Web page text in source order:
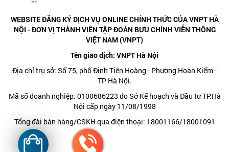
WEBSITE ĐĂNG KÝ DỊCH VỤ ONLINE CHÍNH THỨC CỦA VNPT HÀ
NỘI - ĐƠN VỊ THÀNH VIÊN TẬP ĐOÀN BƯU CHÍNH VIỄN THÔNG
VIỆT NAM (VNPT)
Tên giao dịch: VNPT Hà Nội
Địa chỉ trụ sở: Số 75, phố Đinh Tiên Hoàng - Phường Hoàn Kiếm -
TP Hà Nội.
Mã số doanh nghiệp: 0100686223 do Sở Kế hoạch và Đầu tư TP.Hà
Nội cấp ngày 11/08/1998
Tổng đài bán hàng/CSKH qua điện thoại: 18001166/18001091